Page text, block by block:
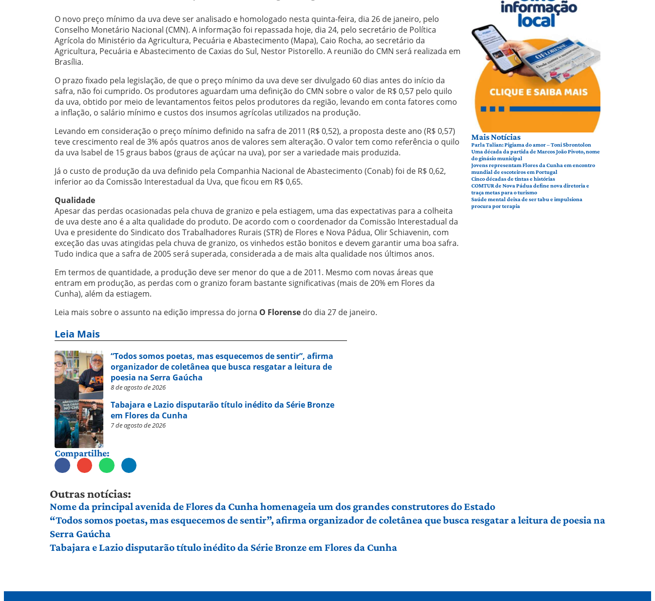
O novo preço mínimo da uva deve ser analisado e homologado nesta quinta-feira, dia 26 de janeiro, pelo
Conselho Monetário Nacional (CMN). A informação foi repassada hoje, dia 24, pelo secretário de Política
Agrícola do Ministério da Agricultura, Pecuária e Abastecimento (Mapa), Caio Rocha, ao secretário da
Agricultura, Pecuária e Abastecimento de Caxias do Sul, Nestor Pistorello. A reunião do CMN será realizada em
Brasília.
O prazo fixado pela legislação, de que o preço mínimo da uva deve ser divulgado 60 dias antes do início da
safra, não foi cumprido. Os produtores aguardam uma definição do CMN sobre o valor de R$ 0,57 pelo quilo
da uva, obtido por meio de levantamentos feitos pelos produtores da região, levando em conta fatores como
a inflação, o salário mínimo e custos dos insumos agrícolas utilizados na produção.
Levando em consideração o preço mínimo definido na safra de 2011 (R$ 0,52), a proposta deste ano (R$ 0,57)
teve crescimento real de 3% após quatros anos de valores sem alteração. O valor tem como referência o quilo
da uva Isabel de 15 graus babos (graus de açúcar na uva), por ser a variedade mais produzida.
Já o custo de produção da uva definido pela Companhia Nacional de Abastecimento (Conab) foi de R$ 0,62,
inferior ao da Comissão Interestadual da Uva, que ficou em R$ 0,65.
Qualidade
Apesar das perdas ocasionadas pela chuva de granizo e pela estiagem, uma das expectativas para a colheita
de uva deste ano é a alta qualidade do produto. De acordo com o coordenador da Comissão Interestadual da
Uva e presidente do Sindicato dos Trabalhadores Rurais (STR) de Flores e Nova Pádua, Olir Schiavenin, com
exceção das uvas atingidas pela chuva de granizo, os vinhedos estão bonitos e devem garantir uma boa safra.
Tudo indica que a safra de 2005 será superada, considerada a de mais alta qualidade nos últimos anos.
Em termos de quantidade, a produção deve ser menor do que a de 2011. Mesmo com novas áreas que
entram em produção, as perdas com o granizo foram bastante significativas (mais de 20% em Flores da
Cunha), além da estiagem.
Leia mais sobre o assunto na edição impressa do jorna O Florense do dia 27 de janeiro.
Leia Mais
“Todos somos poetas, mas esquecemos de sentir”, afirma
organizador de coletânea que busca resgatar a leitura de
poesia na Serra Gaúcha
8 de agosto de 2026
Tabajara e Lazio disputarão título inédito da Série Bronze
em Flores da Cunha
7 de agosto de 2026
Compartilhe:
Mais Notícias
Parla Talian: Pigiama do amor – Toni Sbrontolon
Uma década da partida de Marcos João Pivoto, nome
do ginásio municipal
Jovens representam Flores da Cunha em encontro
mundial de escoteiros em Portugal
Cinco décadas de tintas e histórias
COMTUR de Nova Pádua define nova diretoria e
traça metas para o turismo
Saúde mental deixa de ser tabu e impulsiona
procura por terapia
Outras notícias:
Nome da principal avenida de Flores da Cunha homenageia um dos grandes construtores do Estado
“Todos somos poetas, mas esquecemos de sentir”, afirma organizador de coletânea que busca resgatar a leitura de poesia na
Serra Gaúcha
Tabajara e Lazio disputarão título inédito da Série Bronze em Flores da Cunha